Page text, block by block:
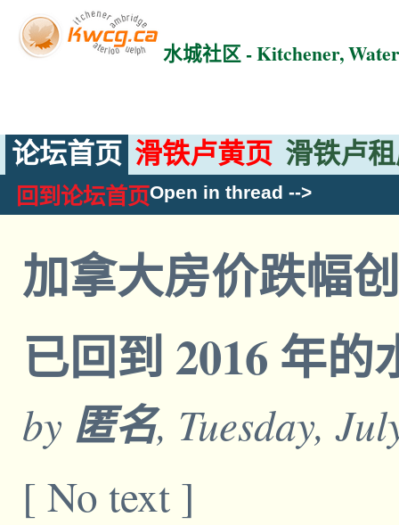
水城社区 - Kitchener,
论坛首页 滑铁卢黄页 滑铁卢
回到论坛首页Open in thread -->
加拿大房价跌幅
已回到 2016 年
by 匿名, Tuesday,
[ No text ]